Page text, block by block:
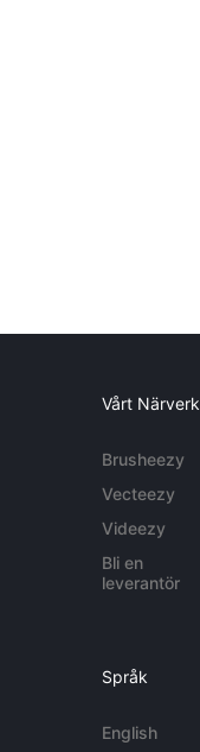
Vårt Närverk
Brusheezy
Vecteezy
Videezy
Bli en
leverantör
Språk
English